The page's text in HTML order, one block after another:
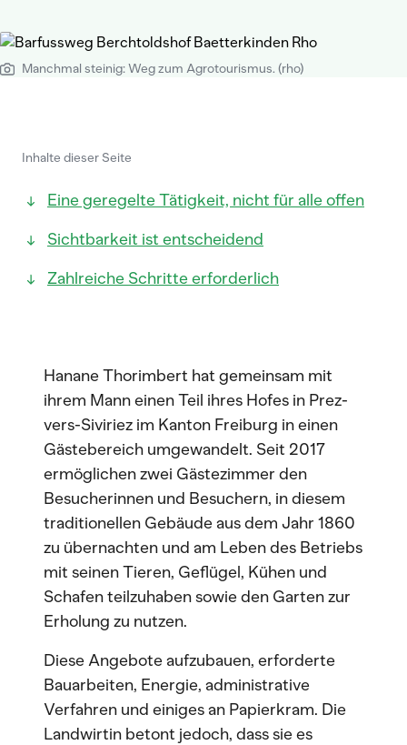
Manchmal steinig: Weg zum Agrotourismus. (rho)
Inhalte dieser Seite
Eine geregelte Tätigkeit, nicht für alle offen
Sichtbarkeit ist entscheidend
Zahlreiche Schritte erforderlich
Hanane Thorimbert hat gemeinsam mit
ihrem Mann einen Teil ihres Hofes in Prez-
vers-Siviriez im Kanton Freiburg in einen
Gästebereich umgewandelt. Seit 2017
ermöglichen zwei Gästezimmer den
Besucherinnen und Besuchern, in diesem
traditionellen Gebäude aus dem Jahr 1860
zu übernachten und am Leben des Betriebs
mit seinen Tieren, Geflügel, Kühen und
Schafen teilzuhaben sowie den Garten zur
Erholung zu nutzen.
Diese Angebote aufzubauen, erforderte
Bauarbeiten, Energie, administrative
Verfahren und einiges an Papierkram. Die
Landwirtin betont jedoch, dass sie es